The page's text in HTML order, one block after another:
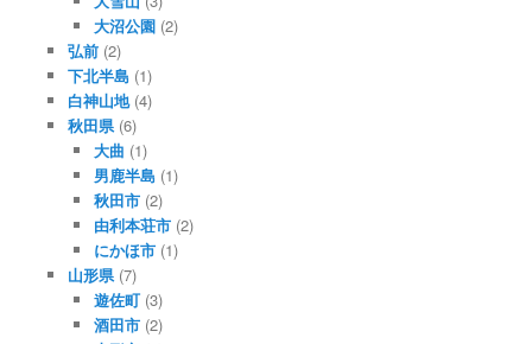
大沼公園 (2)
弘前(2)
下北半島(1)
白神山地(4)
秋田県(6)
大曲 (1)
男鹿半島 (1)
秋田市 (2)
由利本荘市 (2)
にかほ市 (1)
山形県(7)
遊佐町 (3)
酒田市 (2)